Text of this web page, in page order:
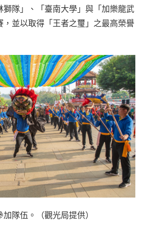
獅隊」、「臺南大學」與「加樂龍武
，並以取得「王者之璽」之最高榮譽
隊伍。（觀光局提供）